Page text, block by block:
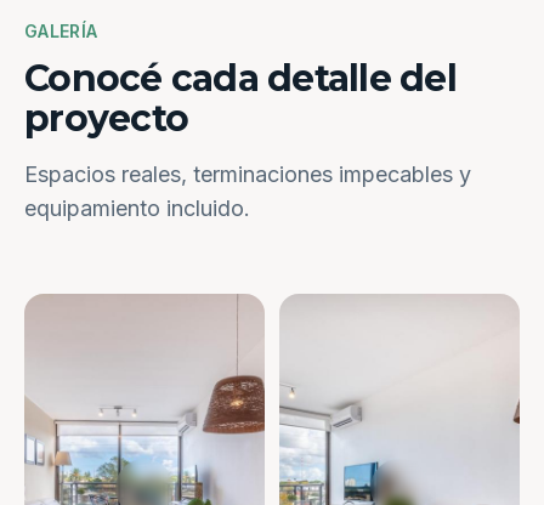
GALERÍA
Conocé cada detalle del
proyecto
Espacios reales, terminaciones impecables y
equipamiento incluido.